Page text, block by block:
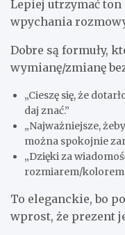
Lepiej utrzymać
wpychania
Dobre są formuły,
wymianę/zmianę
„Cieszę się, że
daj znać.”
„Najważniejsze,
można spokojnie
„Dzięki za
rozmiarem/kolorem,
To eleganckie, bo
wprost, że prezent